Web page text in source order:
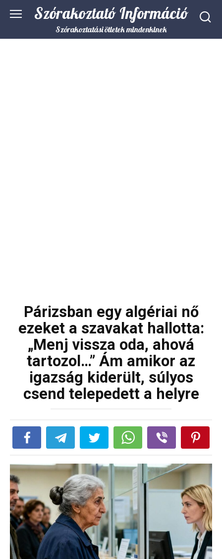
Szórakoztató Információ
Szórakoztatási ötletek mindenkinek
Párizsban egy algériai nő
ezeket a szavakat hallotta:
„Menj vissza oda, ahová
tartozol…” Ám amikor az
igazság kiderült, súlyos
csend telepedett a helyre